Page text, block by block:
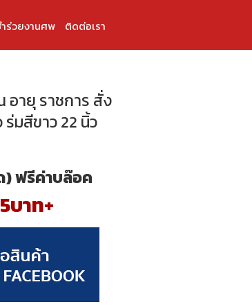
ร่วยงานศพ ติดต่อเรา
อายุ ราชการ สั่ง
มสีขาว 22 นิ้ว
) ฟรีค่าบล๊อค
บาท+